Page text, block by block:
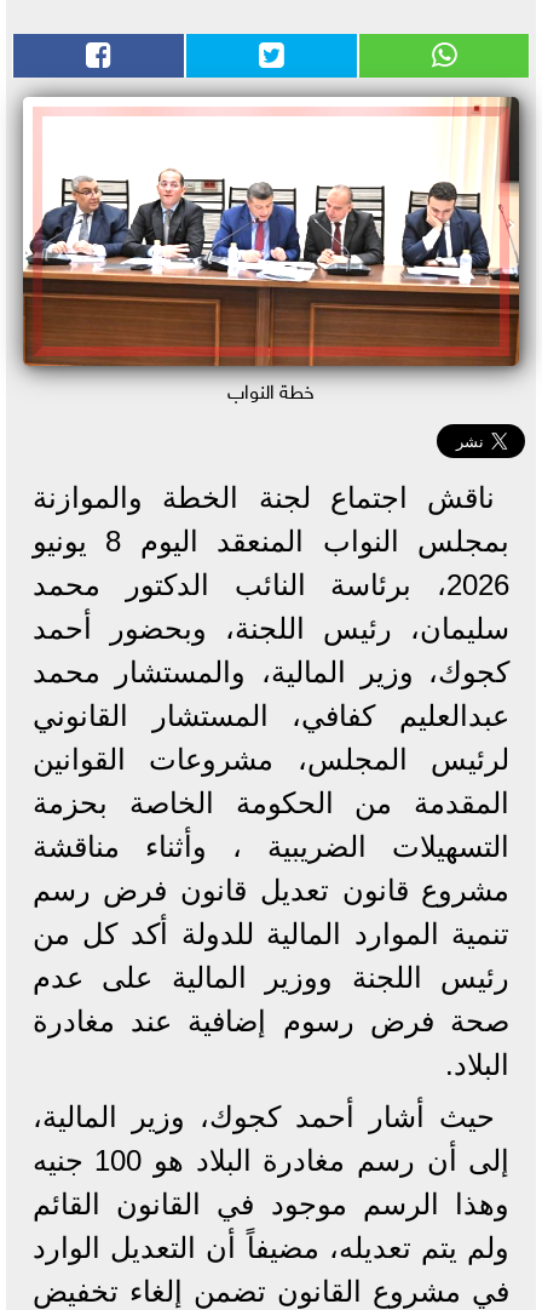
خطة النواب
ناقش اجتماع لجنة الخطة والموازنة
بمجلس النواب المنعقد اليوم 8 يونيو
2026، برئاسة النائب الدكتور محمد
سليمان، رئيس اللجنة، وبحضور أحمد
كجوك، وزير المالية، والمستشار محمد
عبدالعليم كفافي، المستشار القانوني
لرئيس المجلس، مشروعات القوانين
المقدمة من الحكومة الخاصة بحزمة
التسهيلات الضريبية ، وأثناء مناقشة
مشروع قانون تعديل قانون فرض رسم
تنمية الموارد المالية للدولة أكد كل من
رئيس اللجنة ووزير المالية على عدم
صحة فرض رسوم إضافية عند مغادرة
البلاد.
حيث أشار أحمد كجوك، وزير المالية،
إلى أن رسم مغادرة البلاد هو 100 جنيه
وهذا الرسم موجود في القانون القائم
ولم يتم تعديله، مضيفاً أن التعديل الوارد
في مشروع القانون تضمن إلغاء تخفيض